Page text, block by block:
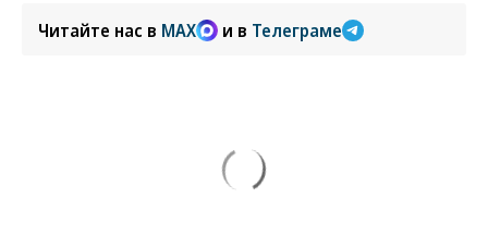
Читайте нас в MAX и в Телеграме